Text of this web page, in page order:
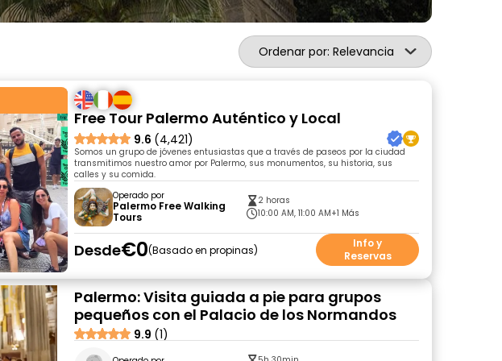
Ordenar por: Relevancia
Free Tour Palermo Auténtico y Local
9.6 (4,421)
Somos un grupo de jóvenes entusiastas que a través de paseos por la ciudad
transmitimos nuestro amor por Palermo, sus monumentos, su historia, sus
calles y su comida.
Operado por
Palermo Free Walking
Tours
2 horas
10:00 AM, 11:00 AM+1 Más
Desde€0 Basado en propinas
Info y
Reservas
Palermo: Visita guiada a pie para grupos
pequeños con el Palacio de los Normandos
9.9 (1)